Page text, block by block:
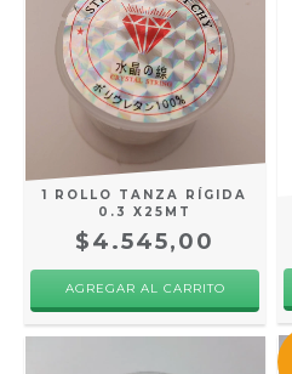
1 ROLLO TANZA RÍGIDA
0.3 X25MT
$4.545,00